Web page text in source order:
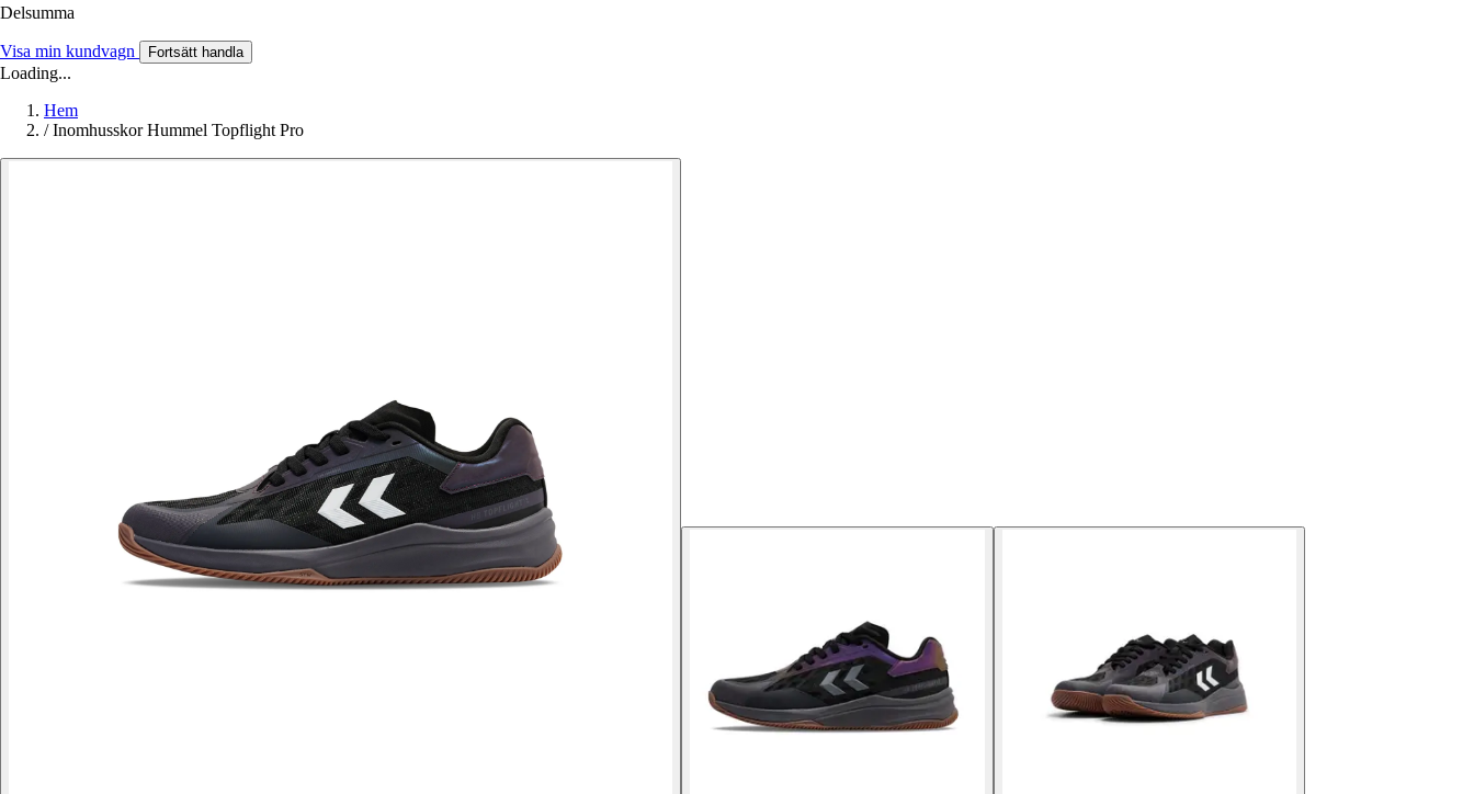
Delsumma
Visa min kundvagn Fortsätt handla
Loading...
Hem
/ Inomhusskor Hummel Topflight Pro